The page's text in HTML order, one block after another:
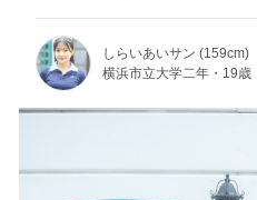
しらいあいサン (159cm)
横浜市立大学二年・19歳